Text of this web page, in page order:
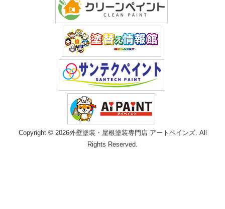
Copyright © 2026外壁塗装・屋根塗装専門店 アートペインズ. All
Rights Reserved.